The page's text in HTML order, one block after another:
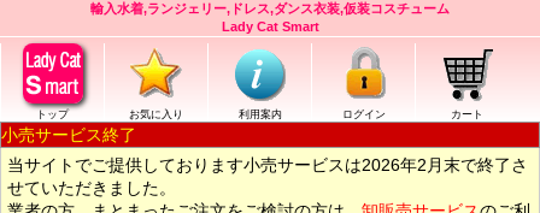
輸入水着,ランジェリー,ドレス,ダンス衣装,仮装コスチューム
Lady Cat Smart
トップ お気に入り 利用案内 ログイン カート
小売サービス終了
当サイトでご提供しております小売サービスは2026年2月末で終了さ
せていただきました。